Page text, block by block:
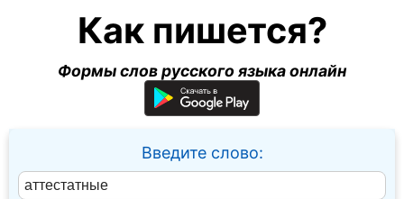
Как пишется?
Формы слов русского языка онлайн
Введите слово: